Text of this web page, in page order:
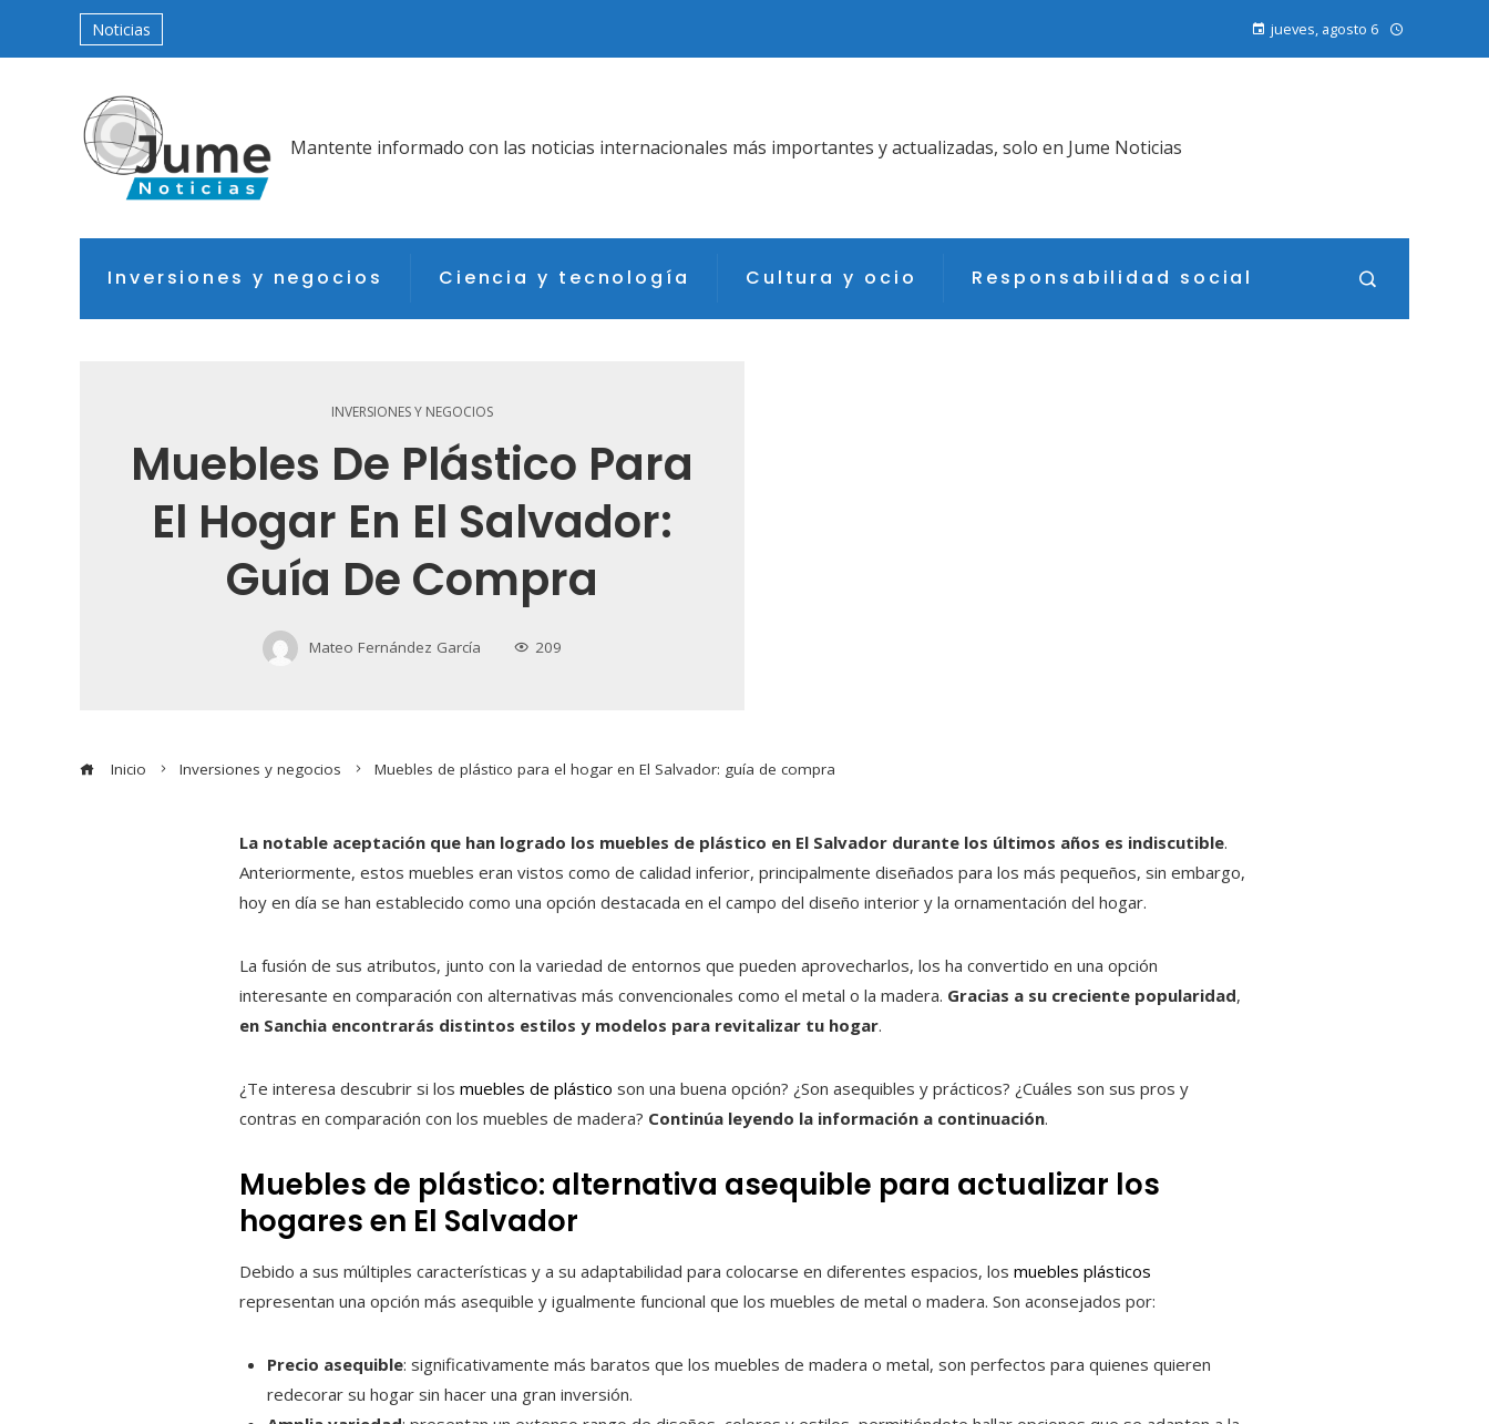
Noticias jueves, agosto 6
Mantente informado con las noticias internacionales más importantes y actualizadas, solo en Jume Noticias
Inversiones y negocios Ciencia y tecnología Cultura y ocio Responsabilidad social
INVERSIONES Y NEGOCIOS
Muebles De Plástico Para
El Hogar En El Salvador:
Guía De Compra
Mateo Fernández García 209
Inicio Inversiones y negocios Muebles de plástico para el hogar en El Salvador: guía de compra
La notable aceptación que han logrado los muebles de plástico en El Salvador durante los últimos años es indiscutible.
Anteriormente, estos muebles eran vistos como de calidad inferior, principalmente diseñados para los más pequeños, sin embargo,
hoy en día se han establecido como una opción destacada en el campo del diseño interior y la ornamentación del hogar.
La fusión de sus atributos, junto con la variedad de entornos que pueden aprovecharlos, los ha convertido en una opción
interesante en comparación con alternativas más convencionales como el metal o la madera. Gracias a su creciente popularidad,
en Sanchia encontrarás distintos estilos y modelos para revitalizar tu hogar.
¿Te interesa descubrir si los muebles de plástico son una buena opción? ¿Son asequibles y prácticos? ¿Cuáles son sus pros y
contras en comparación con los muebles de madera? Continúa leyendo la información a continuación.
Muebles de plástico: alternativa asequible para actualizar los
hogares en El Salvador
Debido a sus múltiples características y a su adaptabilidad para colocarse en diferentes espacios, los muebles plásticos
representan una opción más asequible y igualmente funcional que los muebles de metal o madera. Son aconsejados por:
Precio asequible: significativamente más baratos que los muebles de madera o metal, son perfectos para quienes quieren
redecorar su hogar sin hacer una gran inversión.